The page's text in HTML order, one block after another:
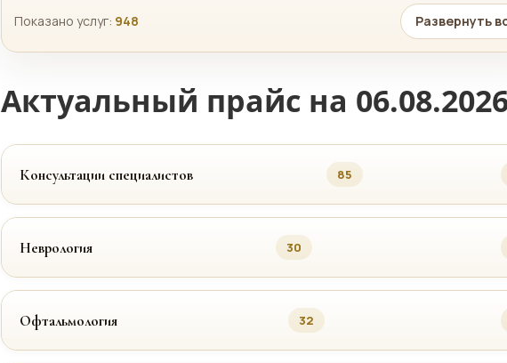
Показано услуг: 948 Развернуть
Актуальный прайс на
Консультации специалистов 85
Неврология 30
Офтальмология 32